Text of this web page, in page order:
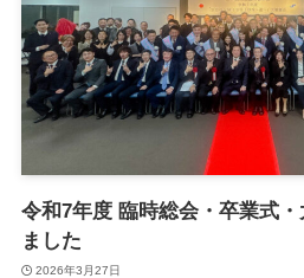
令和7年度 臨時総会・卒業式
ました
2026年3月27日